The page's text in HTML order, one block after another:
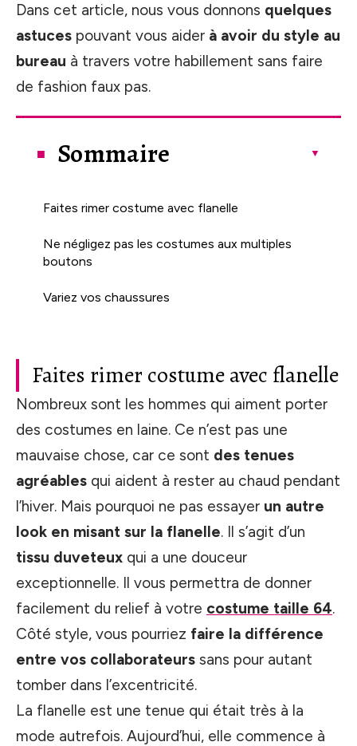
Dans cet article, nous vous donnons quelques
astuces pouvant vous aider à avoir du style au
bureau à travers votre habillement sans faire
de fashion faux pas.
Sommaire
Faites rimer costume avec flanelle
Ne négligez pas les costumes aux multiples
boutons
Variez vos chaussures
Faites rimer costume avec flanelle
Nombreux sont les hommes qui aiment porter
des costumes en laine. Ce n’est pas une
mauvaise chose, car ce sont des tenues
agréables qui aident à rester au chaud pendant
l’hiver. Mais pourquoi ne pas essayer un autre
look en misant sur la flanelle. Il s’agit d’un
tissu duveteux qui a une douceur
exceptionnelle. Il vous permettra de donner
facilement du relief à votre costume taille 64.
Côté style, vous pourriez faire la différence
entre vos collaborateurs sans pour autant
tomber dans l’excentricité.
La flanelle est une tenue qui était très à la
mode autrefois. Aujourd’hui, elle commence à